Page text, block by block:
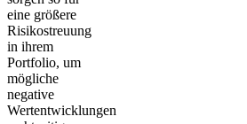
eine größere
Risikostreuung
in ihrem
Portfolio, um
mögliche
negative
Wertentwicklungen